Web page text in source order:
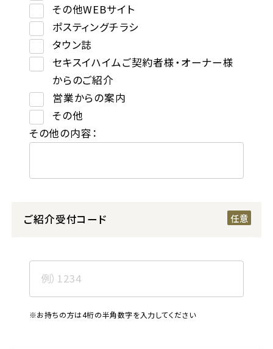
その他WEBサイト
ポスティングチラシ
タウン誌
セキスイハイムご契約者様・オーナー様
からのご紹介
営業からの案内
その他
その他の内容：
ご紹介受付コード
※お持ちの方は4桁の半角数字を入力してください